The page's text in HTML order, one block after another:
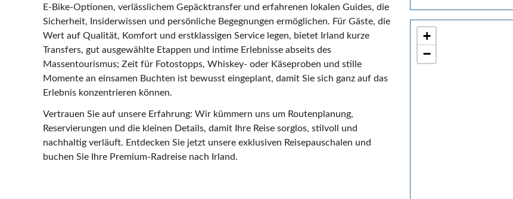
+
−
E‑Bike‑Optionen, verlässlichem Gepäcktransfer und erfahrenen lokalen Guides, die
Sicherheit, Insiderwissen und persönliche Begegnungen ermöglichen. Für Gäste, die
Wert auf Qualität, Komfort und erstklassigen Service legen, bietet Irland kurze
Transfers, gut ausgewählte Etappen und intime Erlebnisse abseits des
Massentourismus; Zeit für Fotostopps, Whiskey‑ oder Käseproben und stille
Momente an einsamen Buchten ist bewusst eingeplant, damit Sie sich ganz auf das
Erlebnis konzentrieren können.
Vertrauen Sie auf unsere Erfahrung: Wir kümmern uns um Routenplanung,
Reservierungen und die kleinen Details, damit Ihre Reise sorglos, stilvoll und
nachhaltig verläuft. Entdecken Sie jetzt unsere exklusiven Reisepauschalen und
buchen Sie Ihre Premium‑Radreise nach Irland.